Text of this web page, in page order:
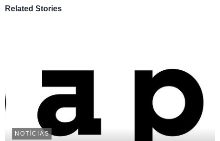
Related Stories
NOTÍCIAS